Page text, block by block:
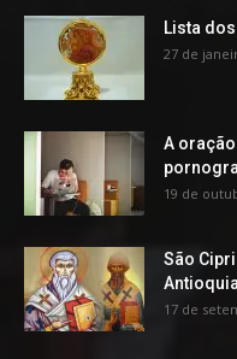
Lista
27 de
A
19 de
São
17 de